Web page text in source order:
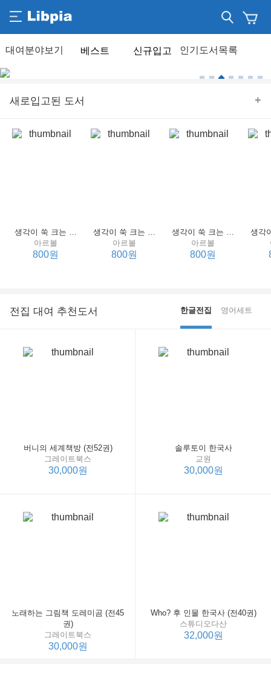
베스트 신규입고
새로입고된 도서 +
생각이 쑥 크는 세계 명작 4 : 언어 편
아르볼
800원
생각이 쑥 크는 세계 명작 3 : 언어 편
아르볼
800원
생각이 쑥 크는 세계 명작 2 : 언어 편
아르볼
800원
전집 대여 추천도서 한글전집 영어세트
버니의 세계책방 (전52권)
그레이트북스
30,000원
솔루토이 한국사
교원
30,000원
노래하는 그림책 도레미곰 (전45
권)
그레이트북스
30,000원
Who? 후 인물 한국사 (전40권)
스튜디오다산
32,000원